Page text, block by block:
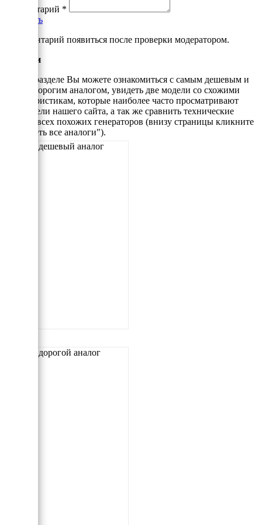
Комментарий *
Добавить
*Комментарий появиться после проверки модератором.
Аналоги
В этом разделе Вы можете ознакомиться с самым дешевым и
самым дорогим аналогом, увидеть две модели со схожими
характеристикам, которые наиболее часто просматривают
посетители нашего сайта, а так же сравнить технические
данные всех похожих генераторов (внизу страницы кликните
"Смотреть все аналоги").
Самый дешевый аналог
Самый дорогой аналог